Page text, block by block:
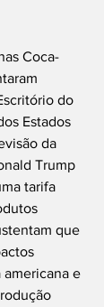
Coca-
do
Estados
da
Trump
tarifa
que
americana e